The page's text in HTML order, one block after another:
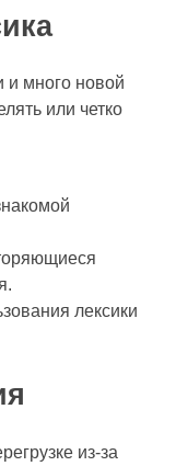
много новой
или четко
лексики
из‑за